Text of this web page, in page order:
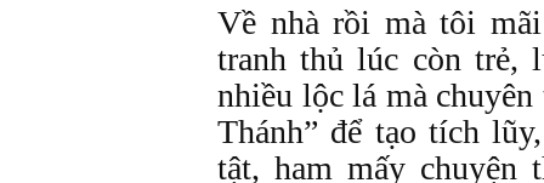
Về nhà rồi mà tôi
tranh thủ lúc còn trẻ,
nhiều lộc lá mà
Thánh” để tạo tích
tật, ham mấy chuyện